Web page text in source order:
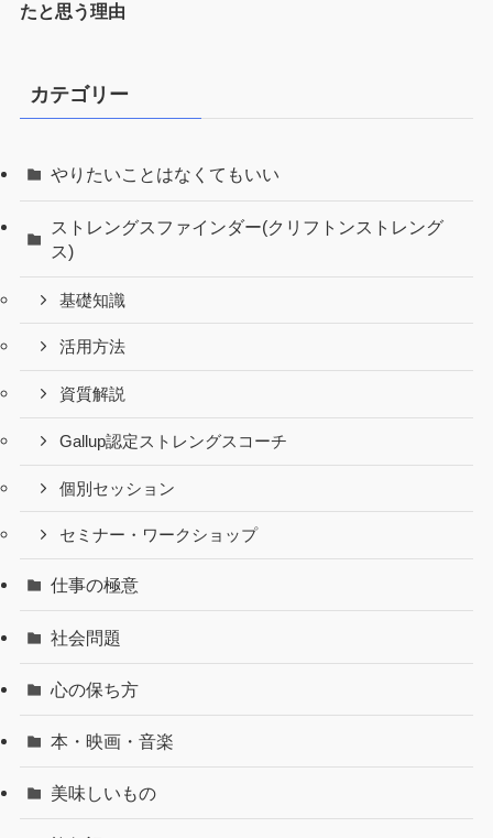
たと思う理由
カテゴリー
やりたいことはなくてもいい
ストレングスファインダー(クリフトンストレング
ス)
基礎知識
活用方法
資質解説
Gallup認定ストレングスコーチ
個別セッション
セミナー・ワークショップ
仕事の極意
社会問題
心の保ち方
本・映画・音楽
美味しいもの